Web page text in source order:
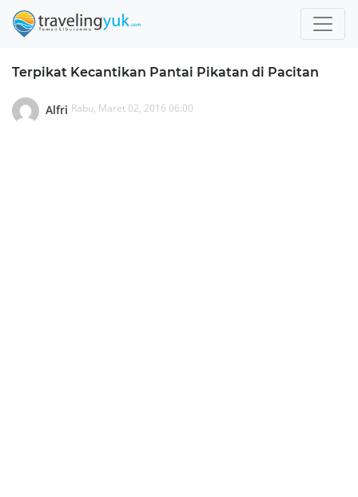
Terpikat Kecantikan Pantai Pikatan di Pacitan
Alfri Rabu, Maret 02, 2016 06.00